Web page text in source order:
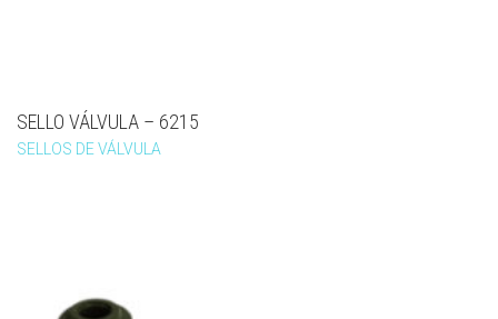
SELLO VÁLVULA – 6215
SELLOS DE VÁLVULA